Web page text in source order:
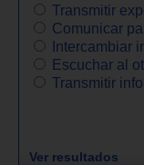
Transmitir
Comunicar
Intercambiar
Escuchar al
Transmitir
Ver resultados